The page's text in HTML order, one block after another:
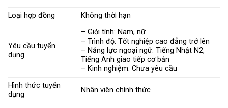
Loại hợp đồng Không thời hạn
Yêu cầu tuyển
dụng
– Giới tính: Nam, nữ
– Trình độ: Tốt nghiệp cao đẳng trở lên
– Năng lực ngoại ngữ: Tiếng Nhật N2,
Tiếng Anh giao tiếp cơ bản
– Kinh nghiệm: Chưa yêu cầu
Hình thức tuyển
dụng
Nhân viên chính thức